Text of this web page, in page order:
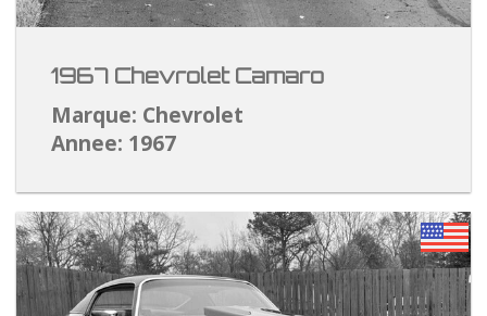
1967 Chevrolet Camaro
Marque: Chevrolet
Annee: 1967